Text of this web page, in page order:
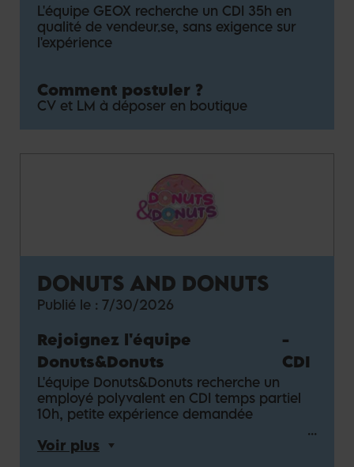
L'équipe GEOX recherche un CDI 35h en
qualité de vendeur.se, sans exigence sur
l'expérience
Comment postuler ?
CV et LM à déposer en boutique
DONUTS AND DONUTS
Publié le : 7/30/2026
Rejoignez l'équipe
Donuts&Donuts
-
CDI
L'équipe Donuts&Donuts recherche un
employé polyvalent en CDI temps partiel
10h, petite expérience demandée
Voir plus